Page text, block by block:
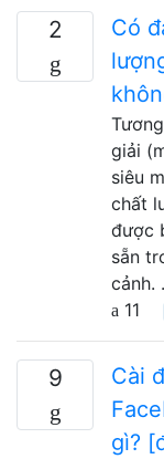
2
Có
giải
siêu
chất
được
sẵn
cảnh.
11
9
Cài
gì?